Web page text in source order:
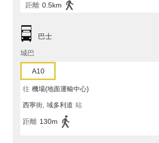
距離 0.5km
巴士
城巴
A10
往 機場(地面運輸中心)
西寧街, 域多利道 站
距離 130m